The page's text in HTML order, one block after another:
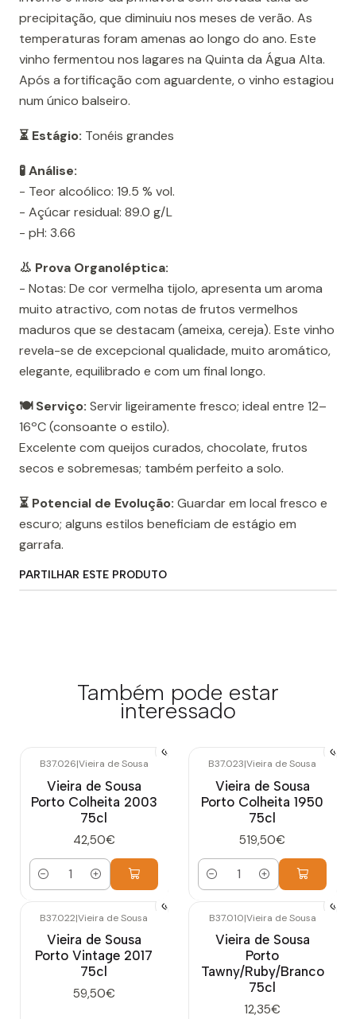
precipitação, que diminuiu nos meses de verão. As
temperaturas foram amenas ao longo do ano. Este
vinho fermentou nos lagares na Quinta da Água Alta.
Após a fortificação com aguardente, o vinho estagiou
num único balseiro.
⏳ Estágio: Tonéis grandes
🧪 Análise:
- Teor alcoólico: 19.5 % vol.
- Açúcar residual: 89.0 g/L
- pH: 3.66
👃 Prova Organoléptica:
- Notas: De cor vermelha tijolo, apresenta um aroma
muito atractivo, com notas de frutos vermelhos
maduros que se destacam (ameixa, cereja). Este vinho
revela-se de excepcional qualidade, muito aromático,
elegante, equilibrado e com um final longo.
🍽️ Serviço: Servir ligeiramente fresco; ideal entre 12–
16ºC (consoante o estilo).
Excelente com queijos curados, chocolate, frutos
secos e sobremesas; também perfeito a solo.
⏳ Potencial de Evolução: Guardar em local fresco e
escuro; alguns estilos beneficiam de estágio em
garrafa.
PARTILHAR ESTE PRODUTO
Também pode estar
interessado
B37.026|Vieira de Sousa
Vieira de Sousa
Porto Colheita 2003
75cl
42,50€
Quantidade
B37.023|Vieira de Sousa
Vieira de Sousa
Porto Colheita 1950
75cl
519,50€
Quantidade
B37.022|Vieira de Sousa
Vieira de Sousa
Porto Vintage 2017
75cl
59,50€
B37.010|Vieira de Sousa
Vieira de Sousa
Porto
Tawny/Ruby/Branco
75cl
12,35€